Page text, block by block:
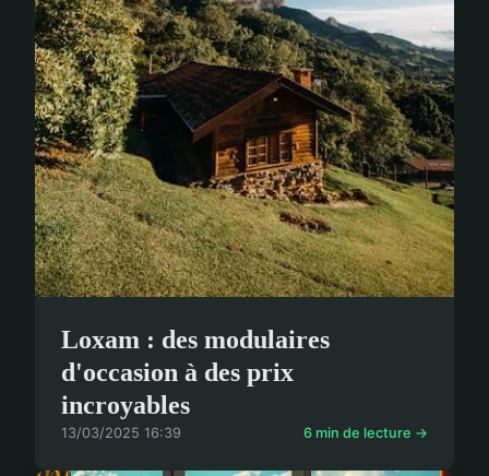
Loxam : des modulaires
d'occasion à des prix
incroyables
13/03/2025 16:39 6 min de lecture →